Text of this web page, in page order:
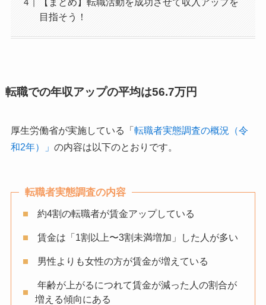
【まとめ】転職活動を成功させて収入アップを
目指そう！
転職での年収アップの平均は56.7万円
厚生労働省が実施している「 転職者実態調査の概況（令
和2年）」 の内容は以下のとおりです。
転職者実態調査の内容
約4割の転職者が賃金アップしている
賃金は「1割以上〜3割未満増加」した人が多い
男性よりも女性の方が賃金が増えている
年齢が上がるにつれて賃金が減った人の割合が
増える傾向にある